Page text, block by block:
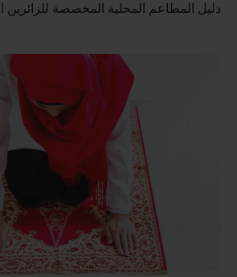
دليل المطاعم المحلية المخصصة للزائرين